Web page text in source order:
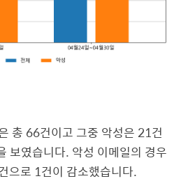
총 66건이고 그중 악성은 21건
보였습니다. 악성 이메일의 경우
으로 1건이 감소했습니다.